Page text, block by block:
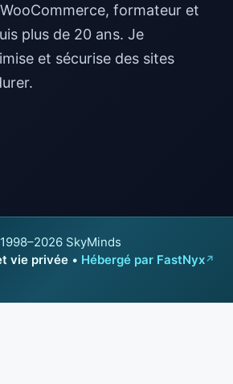
formateur et
plus de 20 ans. Je
et sécurise des sites
SkyMinds
vie privée • Hébergé par FastNyx